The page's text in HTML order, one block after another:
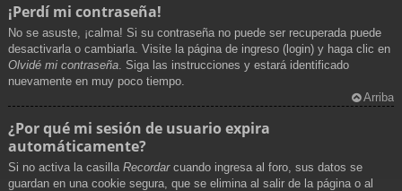
¡Perdí mi contraseña!
No se asuste, ¡calma! Si su contraseña no puede ser recuperada puede
desactivarla o cambiarla. Visite la página de ingreso (login) y haga clic en
Olvidé mi contraseña . Siga las instrucciones y estará identificado
nuevamente en muy poco tiempo.
Arriba
¿Por qué mi sesión de usuario expira
automáticamente?
Si no activa la casilla Recordarcuando ingresa al foro, sus datos se
guardan en una cookie segura, que se elimina al salir de la página o al